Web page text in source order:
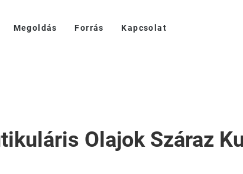
Megoldás Forrás Kapcsolat
Olajok Száraz